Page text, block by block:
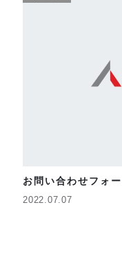
お問い合わせフォ
2022.07.07